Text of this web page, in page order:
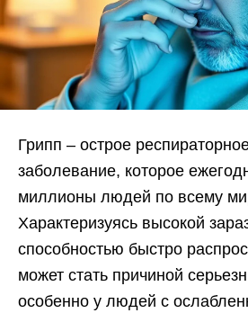
Грипп – острое
заболевание, которое
миллионы людей по всему
Характеризуясь высокой
способностью быстро
может стать причиной
особенно у людей с